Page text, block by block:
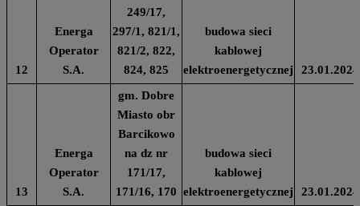
12
Energa
Operator
S.A.
249/17,
297/1, 821/1,
821/2, 822,
824, 825
budowa sieci
kablowej
elektroenergetycznej
23.01.2024
13
Energa
Operator
S.A.
gm. Dobre
Miasto obr
Barcikowo
na dz nr
171/17,
171/16, 170
budowa sieci
kablowej
elektroenergetycznej
23.01.2024